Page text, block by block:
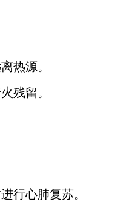
热源。
残留。
行心肺复苏。